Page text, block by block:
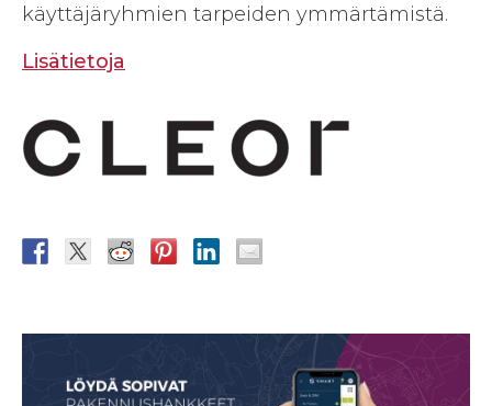
käyttäjäryhmien tarpeiden ymmärtämistä.
Lisätietoja